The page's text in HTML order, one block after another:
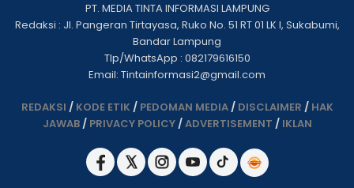
PT. MEDIA TINTA INFORMASI LAMPUNG
Redaksi : Jl. Pangeran Tirtayasa, Ruko No. 51 RT 01 LK I, Sukabumi,
Bandar Lampung
Tlp/WhatsApp : 082179616150
Email: Tintainformasi2@gmail.com
REDAKSI / KODE ETIK / PEDOMAN MEDIA/ DISCLAIMER / HAK
JAWAB/ PRIVACY POLICY/ADVERTISEMENT / IKLAN